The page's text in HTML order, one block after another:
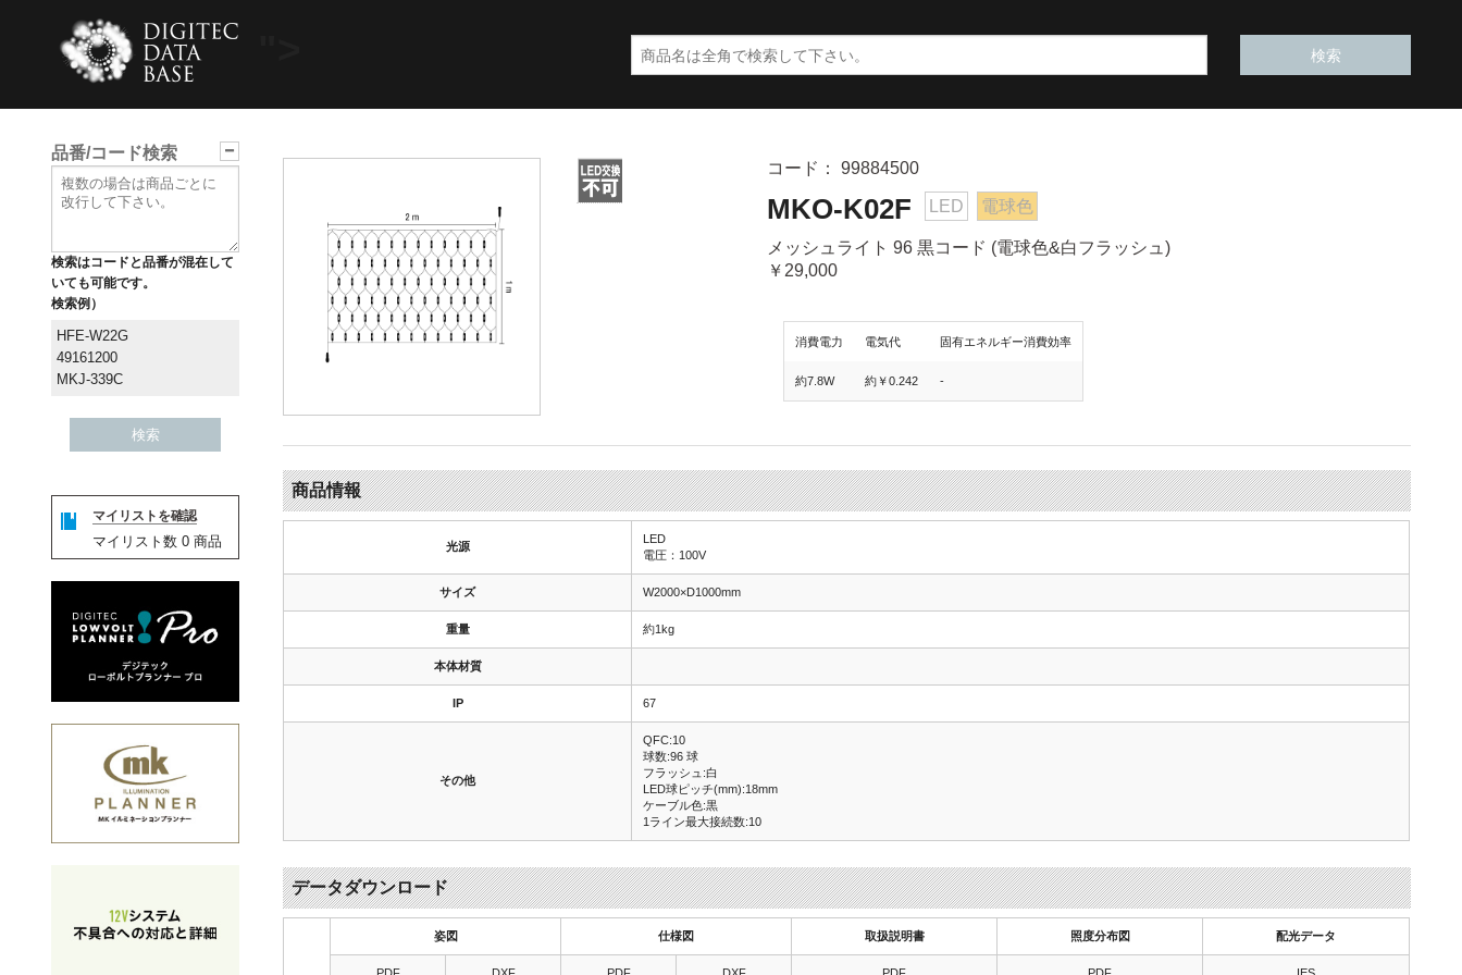
品番/コード検索
検索はコードと品番が混在して
いても可能です。
検索例）
HFE-W22G
49161200
MKJ-339C
マイリストを確認
マイリスト数 0 商品
コード： 99884500
MKO-K02F LED 電球色
メッシュライト 96 黒コード (電球色&白フラッシュ)
￥29,000
消費電力 電気代 固有エネルギー消費効率
約7.8W 約￥0.242 -
商品情報
光源
LED
電圧：100V
サイズ W2000×D1000mm
重量 約1kg
本体材質
IP 67
その他
QFC:10
球数:96 球
フラッシュ:白
LED球ピッチ(mm):18mm
ケーブル色:黒
1ライン最大接続数:10
データダウンロード
姿図 仕様図 取扱説明書 照度分布図 配光データ
PDF DXF PDF DXF PDF PDF IES